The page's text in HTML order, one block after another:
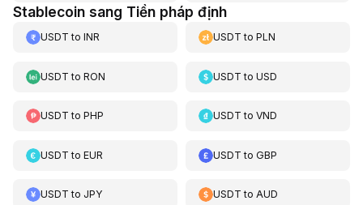
Stablecoin sang Tiền pháp định
USDT to INR USDT toPLN
USDT to RON USDT toUSD
USDT to PHP USDT toVND
USDT to EUR USDT toGBP
USDT to JPY USDT toAUD